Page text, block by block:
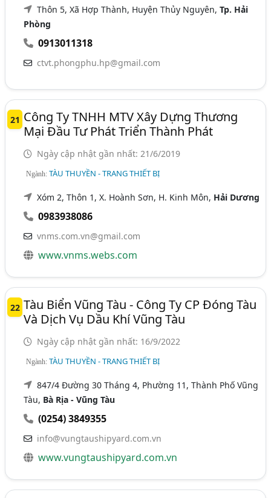
Thôn 5, Xã Hợp Thành, Huyện Thủy Nguyên,Tp. Hải
Phòng
0913011318
ctvt.phongphu.hp@gmail.com
21 Công Ty TNHH MTV Xây Dựng Thương
Mại Đầu Tư Phát Triển Thành Phát
Ngày cập nhật gần nhất: 21/6/2019
Ngành:TÀU THUYỀN - TRANG THIẾT BỊ
Xóm 2, Thôn 1, X. Hoành Sơn, H. Kinh Môn, Hải Dương
0983938086
vnms.com.vn@gmail.com
www.vnms.webs.com
22 Tàu Biển Vũng Tàu - Công Ty CP Đóng Tàu
Và Dịch Vụ Dầu Khí Vũng Tàu
Ngày cập nhật gần nhất: 16/9/2022
Ngành:TÀU THUYỀN - TRANG THIẾT BỊ
847/4 Đường 30 Tháng 4, Phường 11, Thành Phố Vũng
Tàu, Bà Rịa - Vũng Tàu
(0254) 3849355
info@vungtaushipyard.com.vn
www.vungtaushipyard.com.vn